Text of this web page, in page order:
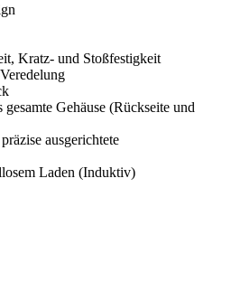
Kratz- und Stoßfestigkeit
Gehäuse (Rückseite und
ausgerichtete
Laden (Induktiv)